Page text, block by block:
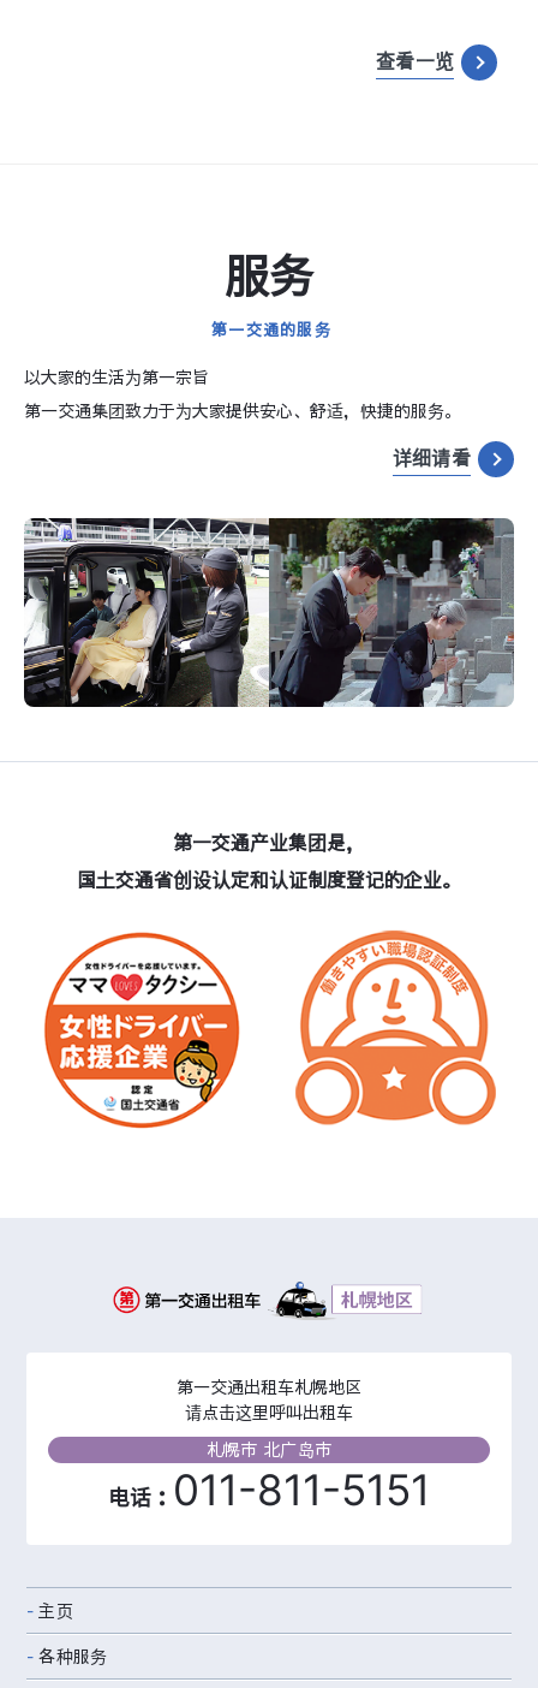
查看一览
服务
第一交通的服务
以大家的生活为第一宗旨
第一交通集团致力于为大家提供安心、舒适，快捷的服务。
详细请看
第一交通产业集团是，
国土交通省创设认定和认证制度登记的企业。
第一交通出租车札幌地区
请点击这里呼叫出租车
札幌市 北广岛市
电话： 011-811-5151
主页
各种服务